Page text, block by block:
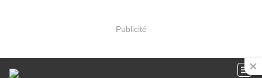
Publicité